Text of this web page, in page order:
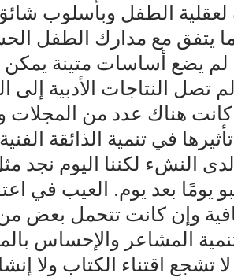
الطفل وبأسلوب
ما يتفق مع مدارك الطفل
لم يضع أساسات متينة
تصل النتاجات الأدبية إلى
هناك عدد من المجلات
في تنمية الذائقة
النشء لكننا اليوم نجد
يومًا بعد يوم. العيب في
وإن كانت تتحمل بعض من
المشاعر والإحساس
لا تشجع اقتناء الكتاب ولا